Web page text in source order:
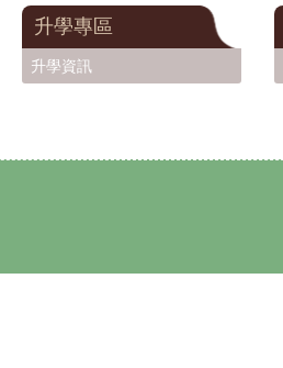
升學專區
升學資訊